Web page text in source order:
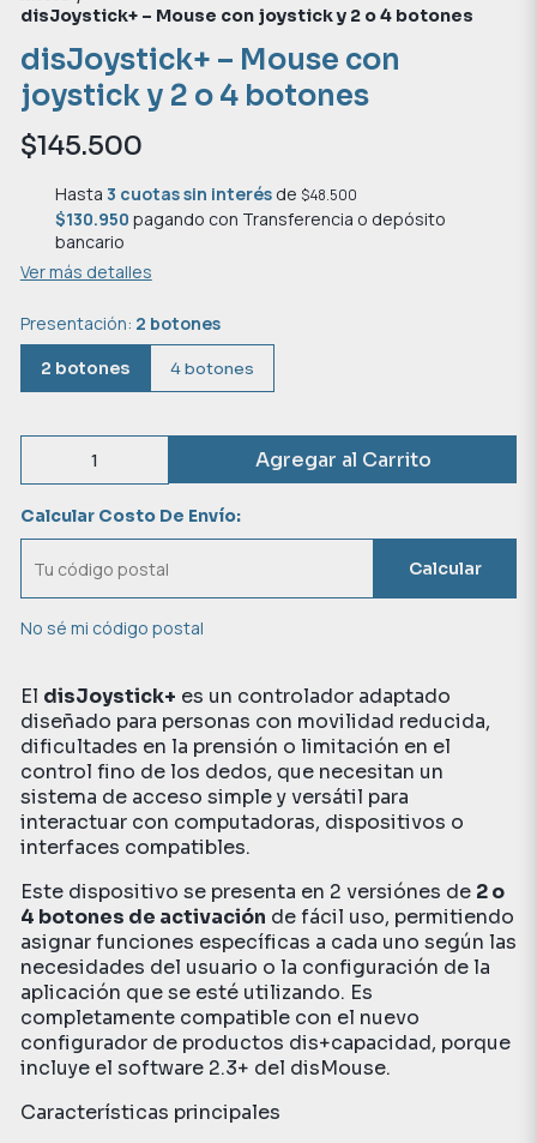
disJoystick+ – Mouse con joystick y 2 o 4 botones
disJoystick+ – Mouse con
joystick y 2 o 4 botones
$145.500
Hasta 3 cuotas sin interésde $48.500
$130.950 pagando con Transferencia o depósito
bancario
Ver más detalles
Presentación: 2 botones
2 botones 4 botones
Agregar al Carrito
Calcular Costo De Envío:
Calcular
No sé mi código postal
El disJoystick+ es un controlador adaptado
diseñado para personas con movilidad reducida,
dificultades en la prensión o limitación en el
control fino de los dedos, que necesitan un
sistema de acceso simple y versátil para
interactuar con computadoras, dispositivos o
interfaces compatibles.
Este dispositivo se presenta en 2 versiónes de 2 o
4 botones de activación de fácil uso, permitiendo
asignar funciones específicas a cada uno según las
necesidades del usuario o la configuración de la
aplicación que se esté utilizando. Es
completamente compatible con el nuevo
configurador de productos dis+capacidad, porque
incluye el software 2.3+ del disMouse.
Características principales